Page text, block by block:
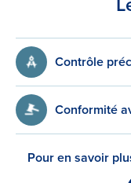
Contrôle
Conformité
Pour en savoir